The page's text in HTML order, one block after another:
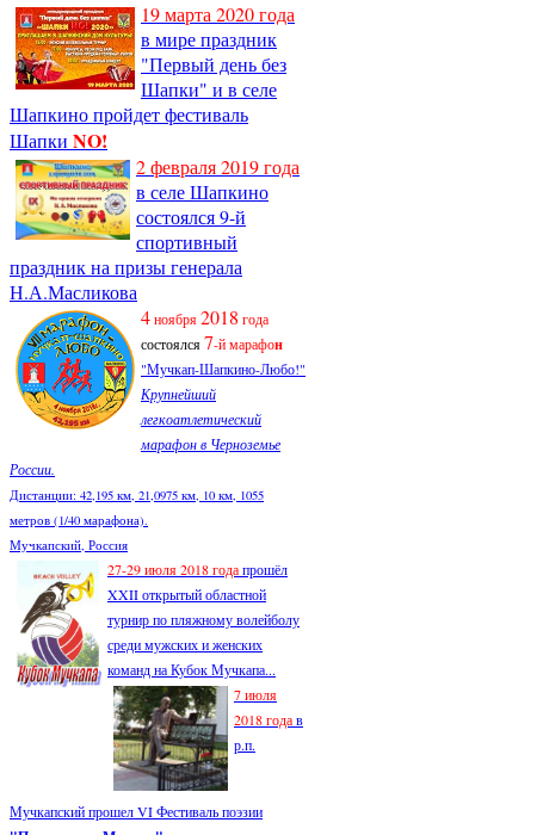
19 марта 2020 года
в мире праздник
"Первый день без
Шапки" и в селе
Шапкино пройдет фестиваль
Шапки NO!
2 февраля 2019 года
в селе Шапкино
состоялся 9-й
спортивный
праздник на призы генерала
Н.А.Масликова
4ноября2018 года
состоялся7-й марафон
"Мучкап-Шапкино-Любо!"
Крупнейший
легкоатлетический
марафон в Черноземье
России.
Дистанции: 42,195 км, 21,0975 км, 10 км, 1055
метров (1/40 марафона).
Мучкапский, Россия
27-29 июля 2018 годапрошёл
XXII открытый областной
турнир по пляжному волейболу
среди мужских и женских
команд на Кубок Мучкапа...
7 июля
2018 годав
р.п.
Мучкапский прошел VI Фестиваль поэзии